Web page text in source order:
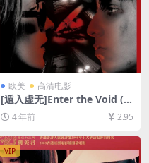
欧美 高清电影
[遁入虚无]Enter the Void (2
009)[百度网盘+迅雷云盘+夸
克网盘资源1080P超清未删减]
4 年前 2.95
VIP